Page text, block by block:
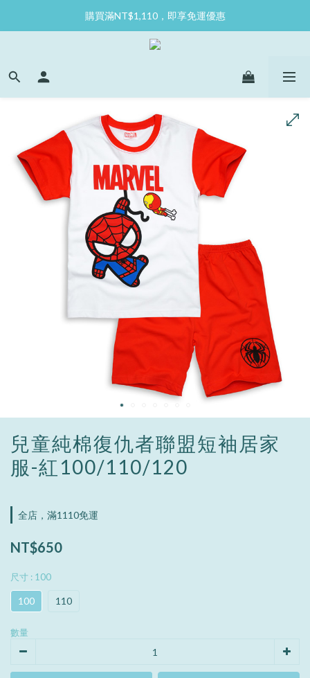
購買滿NT$1,110，即享免運優惠
兒童純棉復仇者聯盟短袖居家
服-紅100/110/120
全店，滿1110免運
NT$650
尺寸 : 100
100 110
數量